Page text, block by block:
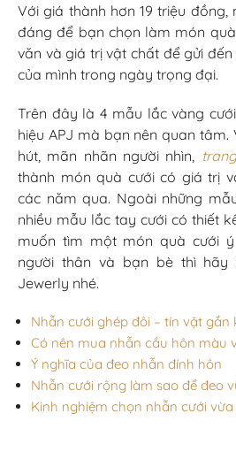
Với giá thành hơn 19 triệu
đáng để bạn chọn làm món
văn và giá trị vật chất để gửi
của mình trong ngày trọng đại.
Trên đây là 4 mẫu lắc vàng
hiệu APJ mà bạn nên quan
hút, mãn nhãn người nhìn,
thành món quà cưới có giá trị
các năm qua. Ngoài những
nhiều mẫu lắc tay cưới có thiết
muốn tìm một món quà cưới
người thân và bạn bè thì hãy
Jewerly nhé.
Nhẫn cưới ghép đôi – tín vật
Có nên mua nhẫn cầu hôn màu
Ý nghĩa của đeo nhẫn đính hôn
Nhẫn cưới rộng làm sao để đeo
Kinh nghiệm chọn nhẫn cưới